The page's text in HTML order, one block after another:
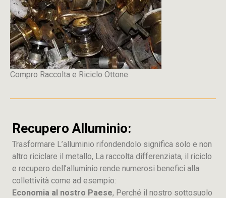
Compro Raccolta e Riciclo Ottone
Recupero Alluminio:
Trasformare L’alluminio rifondendolo significa solo e non
altro riciclare il metallo, La raccolta differenziata, il riciclo
e recupero dell’alluminio rende numerosi benefici alla
collettività come ad esempio:
Economia al nostro Paese, Perché il nostro sottosuolo